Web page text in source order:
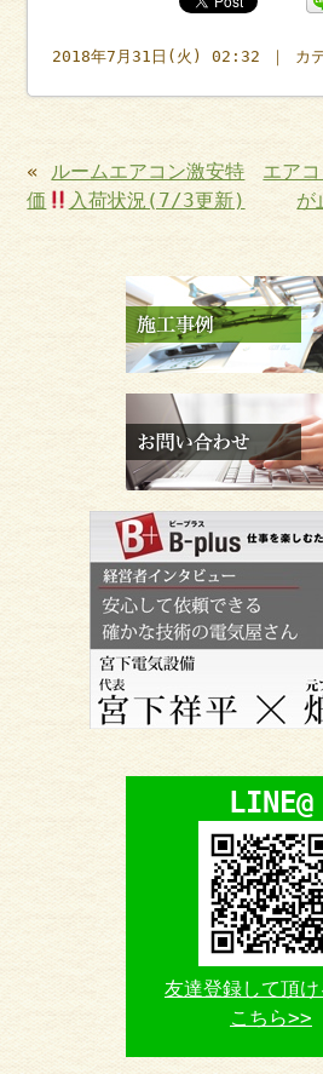
2018年7月31日(火) 02:32 ｜ カテ
« ルームエアコン激安特
価
入荷状況(7/3更新)
エア
が
LINE@
友達登録して頂
こちら>>